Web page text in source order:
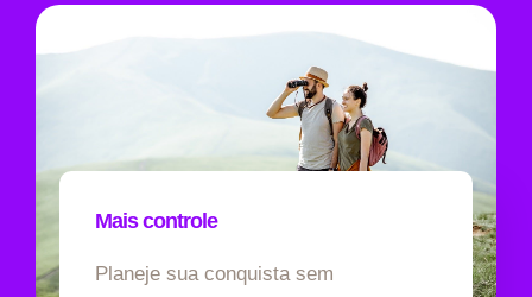
Mais controle
Planeje sua conquista sem